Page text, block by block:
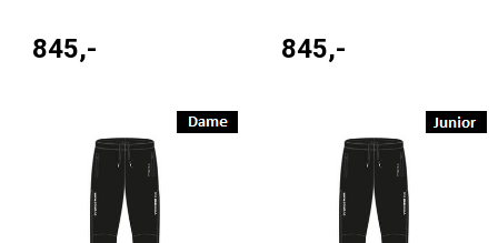
845,- 845,-